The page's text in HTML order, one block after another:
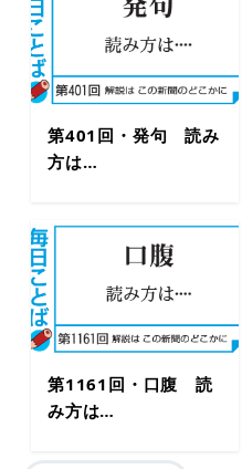
第401回・発句 読み
方は…
第1161回・口腹 読
み方は…